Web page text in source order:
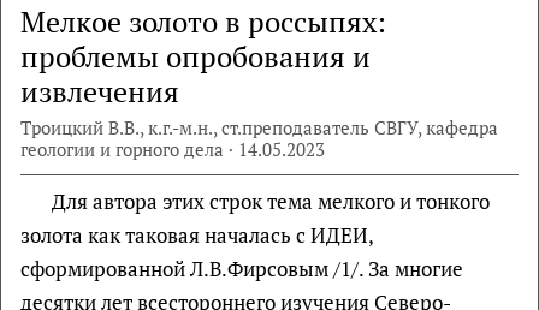
Мелкое золото в россыпях:
проблемы опробования и
извлечения
Троицкий В.В., к.г.-м.н., ст.преподаватель СВГУ, кафедра
геологии и горного дела · 14.05.2023
Для автора этих строк тема мелкого и тонкого
золота как таковая началась с ИДЕИ,
сформированной Л.В.Фирсовым /1/. За многие
десятки лет всестороннего изучения Северо-